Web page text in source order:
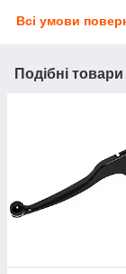
Всі умови
Подібні товари